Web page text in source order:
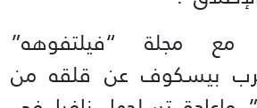
مجلة “فيلتفوهه”
بيسكوف عن قلقه من